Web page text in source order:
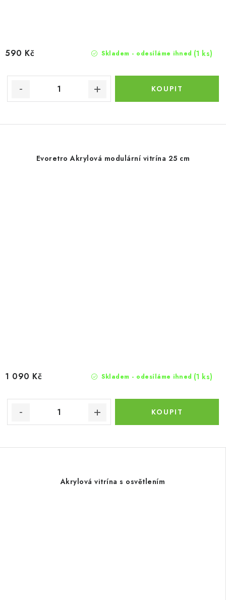
Skladem - odesíláme ihned (1 ks)
590 Kč
Evoretro Akrylová modulární vitrína 25 cm
Skladem - odesíláme ihned (1 ks)
1 090 Kč
Akrylová vitrína s osvětlením